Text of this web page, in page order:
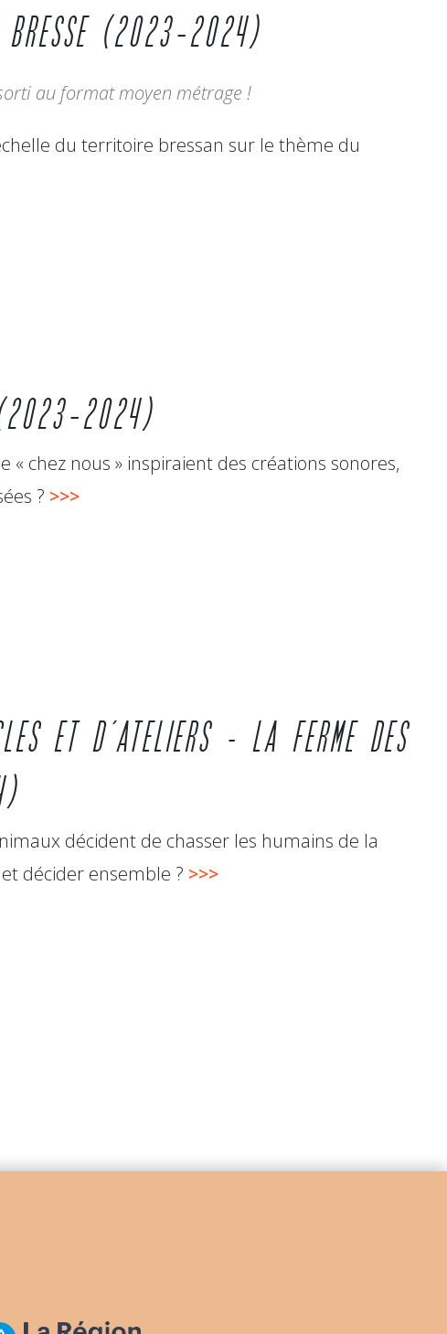
BRESSE (2023-2024)
au format moyen métrage !
du territoire bressan sur le thème du
(2023-2024)
« chez nous » inspiraient des créations sonores,
? >>>
ET D’ATELIERS – LA FERME DES
décident de chasser les humains de la
décider ensemble ? >>>